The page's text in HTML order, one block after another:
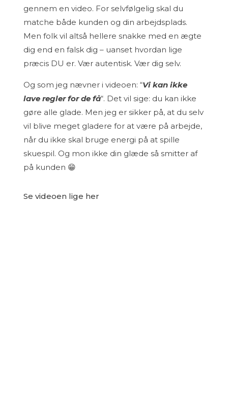
gennem en video. For selvfølgelig skal du
matche både kunden og din arbejdsplads.
Men folk vil altså hellere snakke med en ægte
dig end en falsk dig – uanset hvordan lige
præcis DU er. Vær autentisk. Vær dig selv.
Og som jeg nævner i videoen: “Vi kan ikke
lave regler for de få“. Det vil sige: du kan ikke
gøre alle glade. Men jeg er sikker på, at du selv
vil blive meget gladere for at være på arbejde,
når du ikke skal bruge energi på at spille
skuespil. Og mon ikke din glæde så smitter af
på kunden 😁
Se videoen lige her